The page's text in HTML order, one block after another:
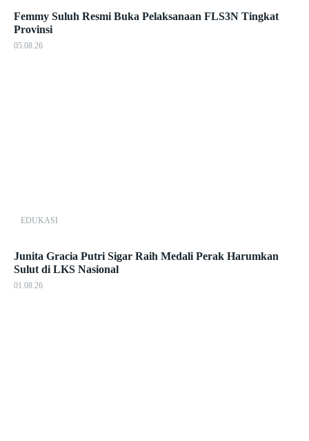
Femmy Suluh Resmi Buka Pelaksanaan FLS3N Tingkat
Provinsi
05.08.26
EDUKASI
Junita Gracia Putri Sigar Raih Medali Perak Harumkan
Sulut di LKS Nasional
01.08.26